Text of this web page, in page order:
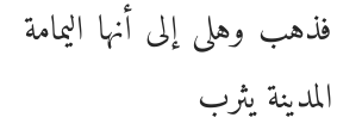
وهلى إلى أنها اليمامة
يثرب